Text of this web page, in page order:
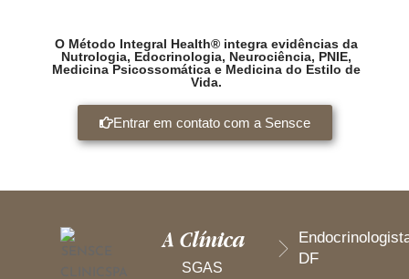
O Método Integral Health® integra evidências da
Nutrologia, Edocrinologia, Neurociência, PNIE,
Medicina Psicossomática e Medicina do Estilo de
Vida.
Entrar em contato com a Sensce
A Clínica
SGAS
DF